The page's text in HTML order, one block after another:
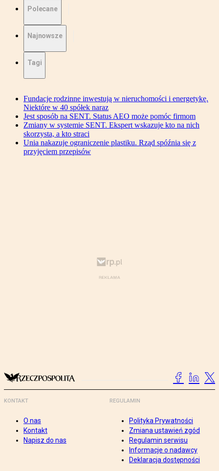
Polecane
Najnowsze
Tagi
Fundacje rodzinne inwestują w nieruchomości i energetykę.
Niektóre w 40 spółek naraz
Jest sposób na SENT. Status AEO może pomóc firmom
Zmiany w systemie SENT. Ekspert wskazuje kto na nich
skorzysta, a kto straci
Unia nakazuje ograniczenie plastiku. Rząd spóźnia się z
przyjęciem przepisów
KONTAKT
O nas
Kontakt
Napisz do nas
REGULAMIN
Polityka Prywatności
Zmiana ustawień zgód
Regulamin serwisu
Informacje o nadawcy
Deklaracja dostępności